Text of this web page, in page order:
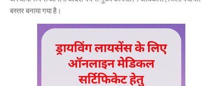
बस्तर बनाया गया है।